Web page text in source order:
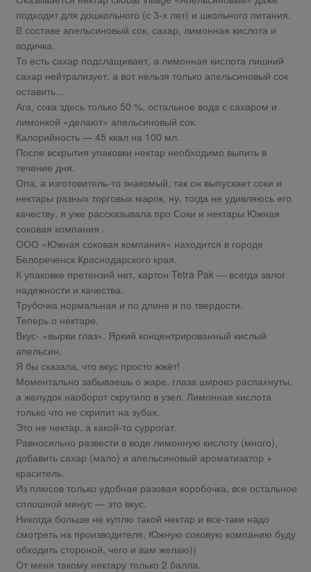
подходит для дошкольного (с 3-х лет) и школьного питания.
В составе апельсиновый сок, сахар, лимонная кислота и
водичка.
То есть сахар подслащивает, а лимонная кислота лишний
сахар нейтрализует, а вот нельзя только апельсиновый сок
оставить…
Ага, сока здесь только 50 %, остальное вода с сахаром и
лимонкой «делают» апельсиновый сок.
Калорийность — 45 ккал на 100 мл.
После вскрытия упаковки нектар необходимо выпить в
течение дня.
Опа, а изготовитель-то знакомый, так он выпускает соки и
нектары разных торговых марок, ну, тогда не удивляюсь его
качеству, я уже рассказывала про Соки и нектары Южная
соковая компания .
ООО «Южная соковая компания» находится в городе
Белореченск Краснодарского края.
К упаковке претензий нет, картон Tetra Pak — всегда залог
надежности и качества.
Трубочка нормальная и по длине и по твердости.
Теперь о нектаре.
Вкус- «вырви глаз». Яркий концентрированный кислый
апельсин.
Я бы сказала, что вкус просто жжёт!
Моментально забываешь о жаре, глаза широко распахнуты,
а желудок наоборот скрутило в узел. Лимонная кислота
только что не скрипит на зубах.
Это не нектар, а какой-то суррогат.
Равносильно развести в воде лимонную кислоту (много),
добавить сахар (мало) и апельсиновый ароматизатор +
краситель.
Из плюсов только удобная разовая коробочка, все остальное
сплошной минус — это вкус.
Никогда больше не куплю такой нектар и все-таки надо
смотреть на производителя, Южную соковую компанию буду
обходить стороной, чего и вам желаю))
От меня такому нектару только 2 балла.